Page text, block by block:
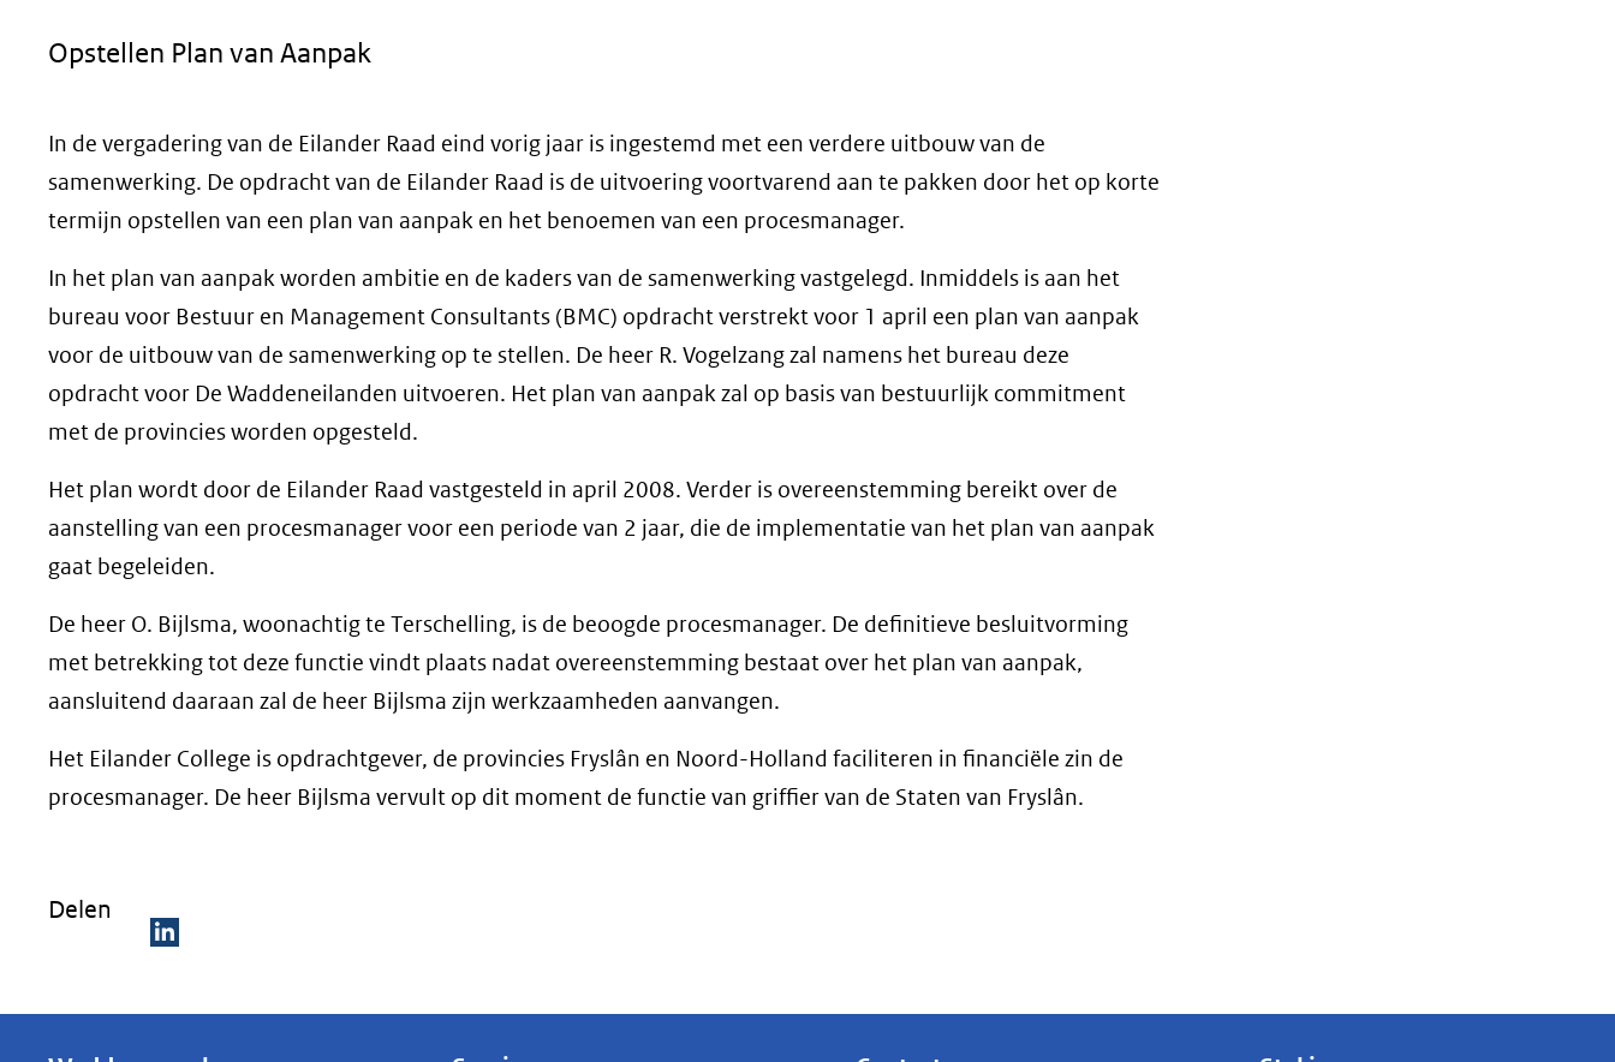
Opstellen Plan van Aanpak
In de vergadering van de Eilander Raad eind vorig jaar is ingestemd met een verdere uitbouw van de
samenwerking. De opdracht van de Eilander Raad is de uitvoering voortvarend aan te pakken door het op korte
termijn opstellen van een plan van aanpak en het benoemen van een procesmanager.
In het plan van aanpak worden ambitie en de kaders van de samenwerking vastgelegd. Inmiddels is aan het
bureau voor Bestuur en Management Consultants (BMC) opdracht verstrekt voor 1 april een plan van aanpak
voor de uitbouw van de samenwerking op te stellen. De heer R. Vogelzang zal namens het bureau deze
opdracht voor De Waddeneilanden uitvoeren. Het plan van aanpak zal op basis van bestuurlijk commitment
met de provincies worden opgesteld.
Het plan wordt door de Eilander Raad vastgesteld in april 2008. Verder is overeenstemming bereikt over de
aanstelling van een procesmanager voor een periode van 2 jaar, die de implementatie van het plan van aanpak
gaat begeleiden.
De heer O. Bijlsma, woonachtig te Terschelling, is de beoogde procesmanager. De definitieve besluitvorming
met betrekking tot deze functie vindt plaats nadat overeenstemming bestaat over het plan van aanpak,
aansluitend daaraan zal de heer Bijlsma zijn werkzaamheden aanvangen.
Het Eilander College is opdrachtgever, de provincies Fryslân en Noord-Holland faciliteren in financiële zin de
procesmanager. De heer Bijlsma vervult op dit moment de functie van griffier van de Staten van Fryslân.
Delen
e